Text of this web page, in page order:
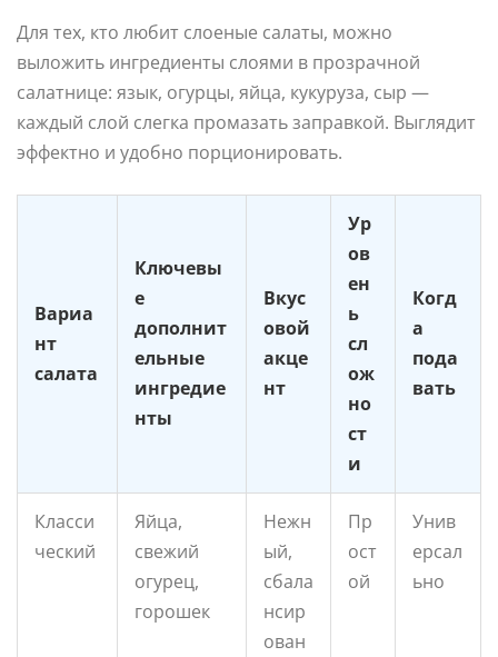
Для тех, кто любит слоеные салаты, можно
выложить ингредиенты слоями в прозрачной
салатнице: язык, огурцы, яйца, кукуруза, сыр —
каждый слой слегка промазать заправкой. Выглядит
эффектно и удобно порционировать.
Вариа
нт
салата
Ключевы
е
дополнит
ельные
ингредие
нты
Вкус
овой
акце
нт
Ур
ов
ен
ь
сл
ож
но
ст
и
Когд
а
пода
вать
Класси
ческий
Яйца,
свежий
огурец,
горошек
Нежн
ый,
сбала
нсир
ован
Пр
ост
ой
Унив
ерсал
ьно